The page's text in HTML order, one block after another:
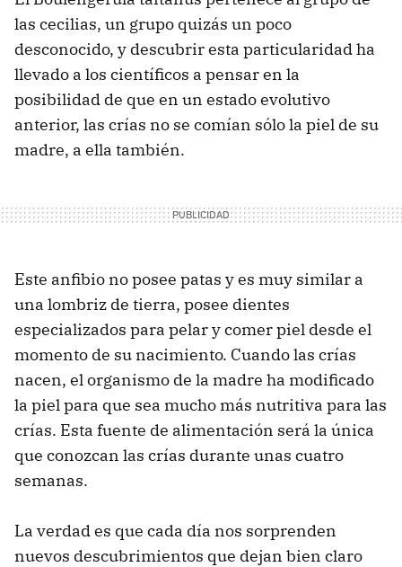
las cecilias, un grupo quizás un poco
desconocido, y descubrir esta particularidad ha
llevado a los científicos a pensar en la
posibilidad de que en un estado evolutivo
anterior, las crías no se comían sólo la piel de su
madre, a ella también.
Este anfibio no posee patas y es muy similar a
una lombriz de tierra, posee dientes
especializados para pelar y comer piel desde el
momento de su nacimiento. Cuando las crías
nacen, el organismo de la madre ha modificado
la piel para que sea mucho más nutritiva para las
crías. Esta fuente de alimentación será la única
que conozcan las crías durante unas cuatro
semanas.
La verdad es que cada día nos sorprenden
nuevos descubrimientos que dejan bien claro